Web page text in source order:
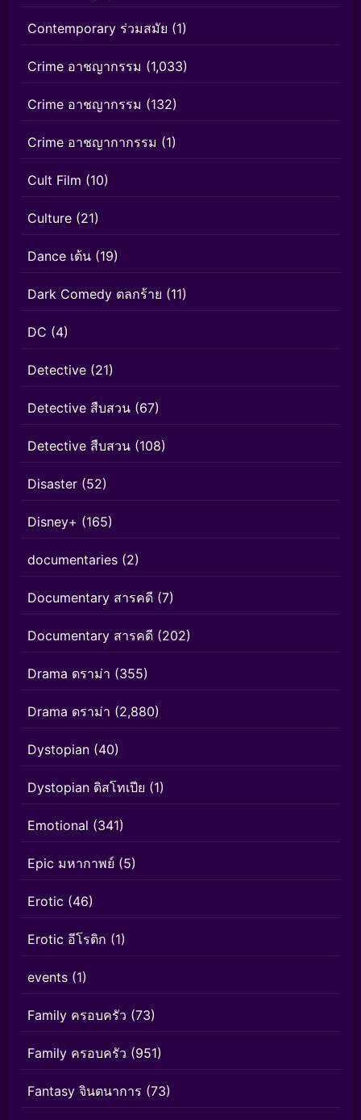
Contemporary ร่วมสมัย (1)
Crime อาชญากรรม (1,033)
Crime อาชญากรรม (132)
Crime อาชญากากรรม (1)
Cult Film (10)
Culture (21)
Dance เต้น (19)
Dark Comedy ตลกร้าย (11)
DC (4)
Detective (21)
Detective สืบสวน (67)
Detective สืบสวน (108)
Disaster (52)
Disney+ (165)
documentaries (2)
Documentary สารคดี (7)
Documentary สารคดี (202)
Drama ดราม่า (355)
Drama ดราม่า (2,880)
Dystopian (40)
Dystopian ดิสโทเปีย (1)
Emotional (341)
Epic มหากาพย์ (5)
Erotic (46)
Erotic อีโรติก (1)
events (1)
Family ครอบครัว (73)
Family ครอบครัว (951)
Fantasy จินตนาการ (73)